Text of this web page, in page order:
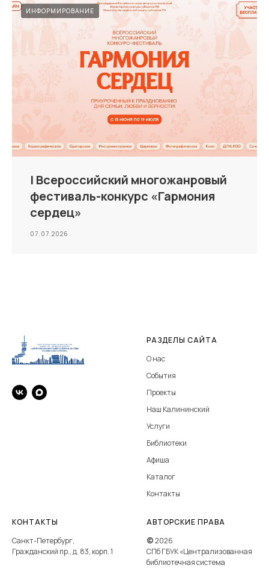
ИНФОРМИРОВАНИЕ
I Всероссийский многожанровый
фестиваль-конкурс «Гармония
сердец»
07.07.2026
РАЗДЕЛЫ САЙТА
О нас
События
Проекты
Наш Калининский
Услуги
Библиотеки
Афиша
Каталог
Контакты
КОНТАКТЫ
Санкт-Петербург,
Гражданский пр., д. 83, корп. 1
АВТОРСКИЕ ПРАВА
©2026
СПб ГБУК «Централизованная
библиотечная система